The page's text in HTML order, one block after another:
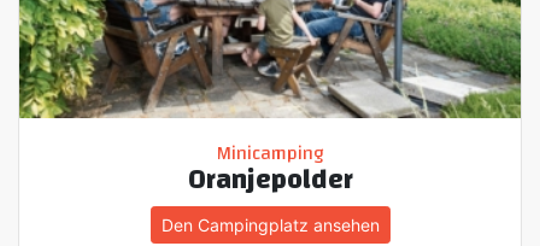
Minicamping
Oranjepolder
Den Campingplatz ansehen